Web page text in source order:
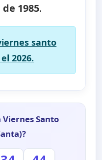
1985.
santo
2026.
Santo